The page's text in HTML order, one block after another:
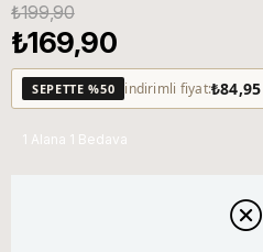
₺199,90
₺169,90
SEPETTE %50 indirimli fiyat:₺84,95
1 Alana 1 Bedava